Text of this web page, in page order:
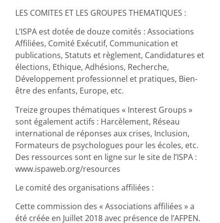
LES COMITES ET LES GROUPES THEMATIQUES :
L’ISPA est dotée de douze comités : Associations
Affiliées, Comité Exécutif, Communication et
publications, Statuts et règlement, Candidatures et
élections, Ethique, Adhésions, Recherche,
Développement professionnel et pratiques, Bien-
être des enfants, Europe, etc.
Treize groupes thématiques « Interest Groups »
sont également actifs : Harcèlement, Réseau
international de réponses aux crises, Inclusion,
Formateurs de psychologues pour les écoles, etc.
Des ressources sont en ligne sur le site de l’ISPA :
www.ispaweb.org/resources
Le comité des organisations affiliées :
Cette commission des « Associations affiliées » a
été créée en Juillet 2018 avec présence de l’AFPEN.